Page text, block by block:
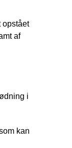
opstået
af
i
kan